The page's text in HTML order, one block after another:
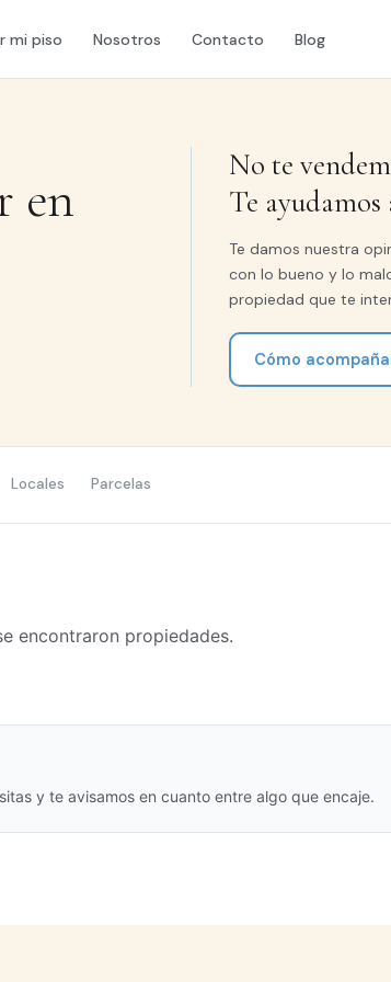
mi piso Nosotros Contacto Blog
en
No te
Te
Te damos nuestra
con lo bueno y lo
propiedad que te
Cómo
Locales Parcelas
encontraron propiedades.
y te avisamos en cuanto entre algo que encaje.